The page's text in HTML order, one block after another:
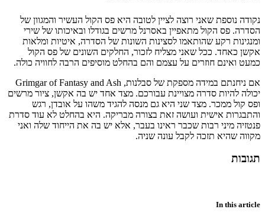
נקודה נוספת שאני רוצה לציין לטובה היא פס הקול העשיר והמגוון של
הסדרה. פס הקול מתאפיין באסרנל מרשים בגודלו ובאיכותו של שירי
ומנגינות רקע שהותאמו לסצינות השונות של הסדרה, איטיות ומלאות
אקשן כאחד. ככל שאני מצליח לזכור, החלקים השונים של פס הקול
כמעט ואינם חוזרים על עצמם והם בהחלט מוסיפים הרבה לחוויה כולה.
אם ניחנתם במידה מספקת של סבלנות, Grimgar of Fantasy and Ash
יכולה להיות סדרה מצויינת עבורכם. מצד אחד יש בה אקשן, ציור מרשים
ופס קול ממכר. מצד שני היא גם מנסה להגיד משהו על אובדן, רגש
והתבגרות אישית ועושה זאת בצורה מבריקה. היא בהחלט לא עוד סדרת
פנטזיה מיני רבות שכבר ראינו בעבר, אלא יש בה את הייחוד שלה ואני
מקווה שהיא תזכה לקבל עונה שניה.
תגובות
In this article